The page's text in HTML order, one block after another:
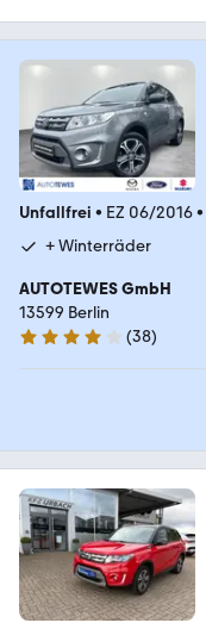
Unfallfrei • EZ 06/2016•
+ Winterräder
AUTOTEWES GmbH
13599 Berlin
4.1 Sterne
(38)